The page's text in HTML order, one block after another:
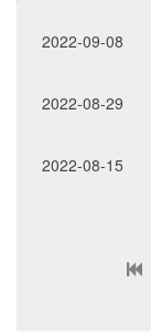
2022-09-08
2022-08-29
2022-08-15